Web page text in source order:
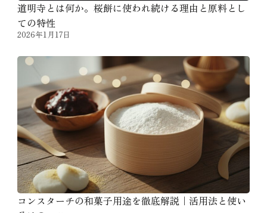
道明寺とは何か。桜餅に使われ続ける理由と原料とし
ての特性
2026年1月17日
コンスターチの和菓子用途を徹底解説｜活用法と使い